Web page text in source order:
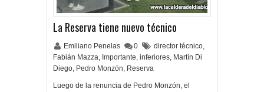
La Reserva tiene nuevo técnico
Emiliano Penelas 0 director técnico,
Fabián Mazza, Importante, inferiores, Martín Di
Diego, Pedro Monzón, Reserva
Luego de la renuncia de Pedro Monzón, el